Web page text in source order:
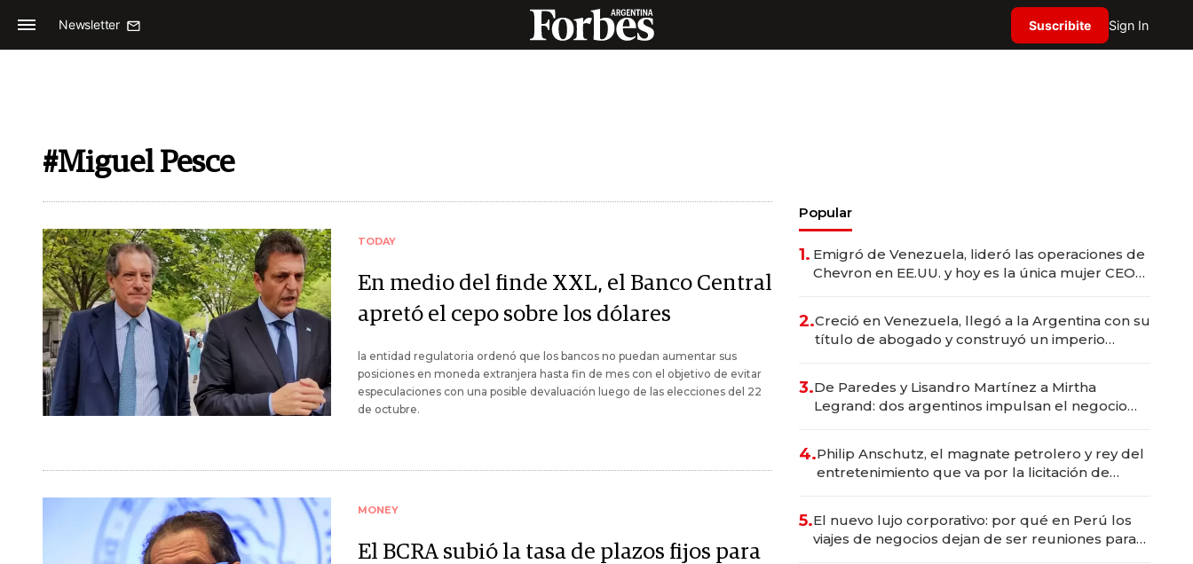
Newsletter Suscribite Sign In
#Miguel Pesce
TODAY
En medio del finde XXL, el Banco Central
apretó el cepo sobre los dólares
la entidad regulatoria ordenó que los bancos no puedan aumentar sus
posiciones en moneda extranjera hasta fin de mes con el objetivo de evitar
especulaciones con una posible devaluación luego de las elecciones del 22
de octubre.
MONEY
El BCRA subió la tasa de plazos fijos para
Popular
1. Emigró de Venezuela, lideró las operaciones de
Chevron en EE.UU. y hoy es la única mujer CEO
2.Creció en Venezuela, llegó a la Argentina con su
título de abogado y construyó un imperio
3.De Paredes y Lisandro Martínez a Mirtha
Legrand: dos argentinos impulsan el negocio
4.Philip Anschutz, el magnate petrolero y rey del
entretenimiento que va por la licitación de
5.El nuevo lujo corporativo: por qué en Perú los
viajes de negocios dejan de ser reuniones para